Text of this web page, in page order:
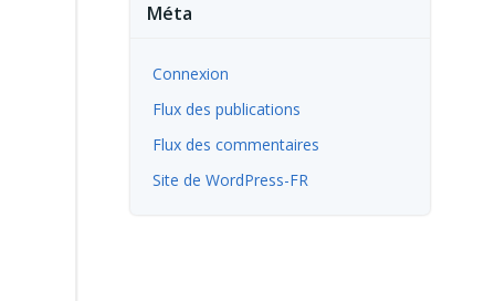
Méta
Connexion
Flux des publications
Flux des commentaires
Site de WordPress-FR